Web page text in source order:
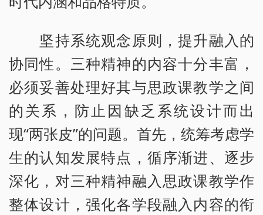
坚持系统观念原则，提升融入的
协同性。三种精神的内容十分丰富，
必须妥善处理好其与思政课教学之间
的关系，防止因缺乏系统设计而出
现“两张皮”的问题。首先，统筹考虑学
生的认知发展特点，循序渐进、逐步
深化，对三种精神融入思政课教学作
整体设计，强化各学段融入内容的衔